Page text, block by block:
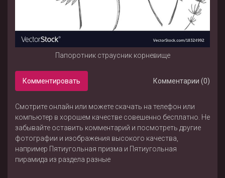
Папоротник страусник корневище
Комментировать Комментарии (0)
Смотрите онлайн или можете скачать на телефон или
компьютер в хорошем качестве совешенно бесплатно. Не
забывайте оставить комментарий и посмотреть другие
фотографии и изображения высокого качества,
например Пятиугольная призма и Пятиугольная
пирамида из раздела разные